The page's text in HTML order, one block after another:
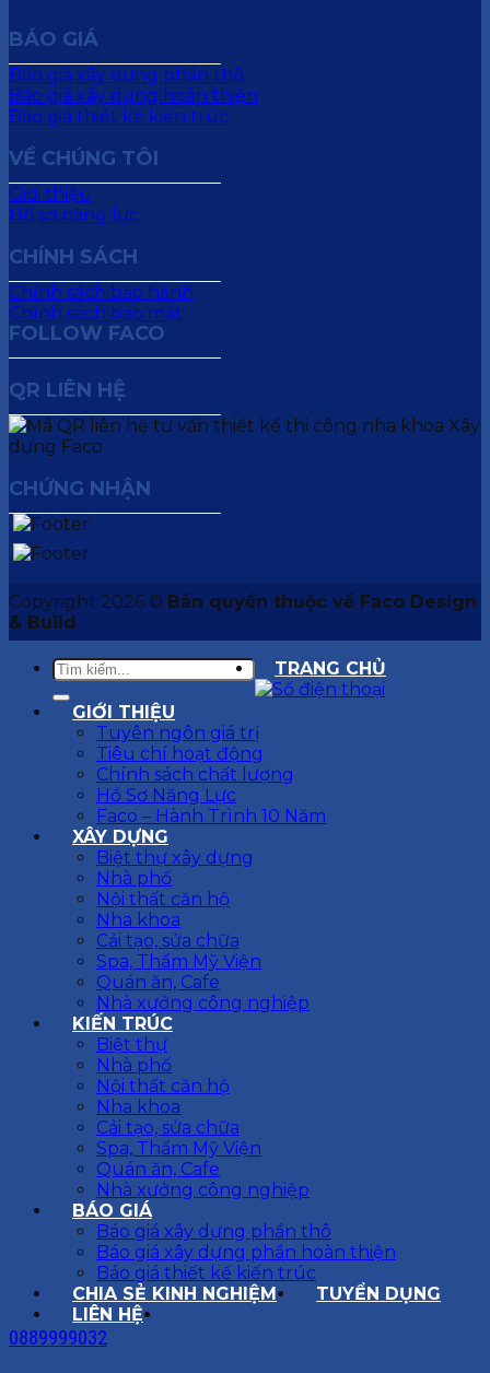
BÁO GIÁ
Báo giá xây dựng phần thô
Báo giá xây dựng hoàn thiện
Báo giá thiết kế kiến trúc
VỀ CHÚNG TÔI
Giới thiệu
Hồ sơ năng lực
CHÍNH SÁCH
Chính sách bảo hành
Chính sách bảo mật
FOLLOW FACO
QR LIÊN HỆ
CHỨNG NHẬN
Copyright 2026 © Bản quyền thuộc về Faco Design
& Build
TRANG CHỦ
GIỚI THIỆU
Tuyên ngôn giá trị
Tiêu chí hoạt động
Chính sách chất lượng
Hồ Sơ Năng Lực
Faco – Hành Trình 10 Năm
XÂY DỰNG
Biệt thự xây dựng
Nhà phố
Nội thất căn hộ
Nha khoa
Cải tạo, sửa chữa
Spa, Thẩm Mỹ Viện
Quán ăn, Cafe
Nhà xưởng công nghiệp
KIẾN TRÚC
Biệt thự
Nhà phố
Nội thất căn hộ
Nha khoa
Cải tạo, sửa chữa
Spa, Thẩm Mỹ Viện
Quán ăn, Cafe
Nhà xưởng công nghiệp
BÁO GIÁ
Báo giá xây dựng phần thô
Báo giá xây dựng phần hoàn thiện
Báo giá thiết kế kiến trúc
CHIA SẺ KINH NGHIỆM
TUYỂN DỤNG
LIÊN HỆ
0889999032